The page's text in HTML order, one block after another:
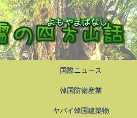
国際ニュース
韓国防衛産業
ヤバイ韓国建築物